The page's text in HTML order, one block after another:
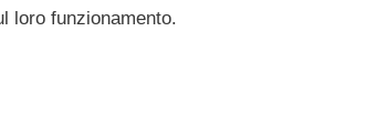
loro funzionamento.